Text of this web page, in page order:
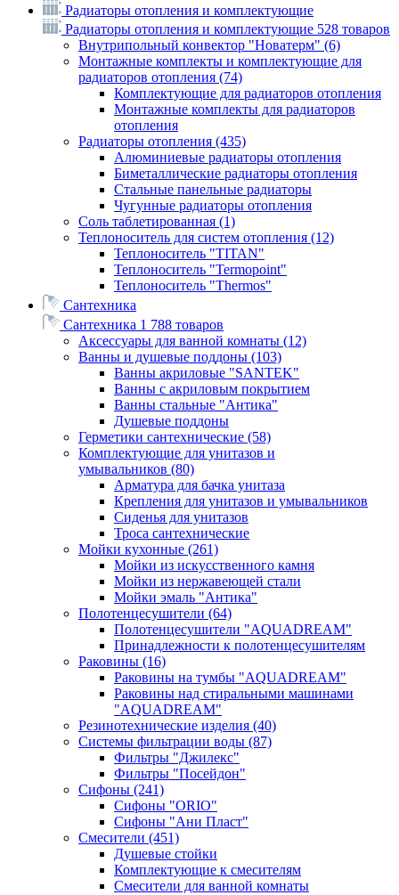
Радиаторы отопления и комплектующие
Радиаторы отопления и комплектующие 528 товаров
Внутрипольный конвектор "Новатерм" (6)
Монтажные комплекты и комплектующие для
радиаторов отопления (74)
Комплектующие для радиаторов отопления
Монтажные комплекты для радиаторов
отопления
Радиаторы отопления (435)
Алюминиевые радиаторы отопления
Биметаллические радиаторы отопления
Стальные панельные радиаторы
Чугунные радиаторы отопления
Соль таблетированная (1)
Теплоноситель для систем отопления (12)
Теплоноситель "TITAN"
Теплоноситель "Termopoint"
Теплоноситель "Thermos"
Сантехника
Сантехника 1 788 товаров
Аксессуары для ванной комнаты (12)
Ванны и душевые поддоны (103)
Ванны акриловые "SANTEK"
Ванны с акриловым покрытием
Ванны стальные "Антика"
Душевые поддоны
Герметики сантехнические (58)
Комплектующие для унитазов и
умывальников (80)
Арматура для бачка унитаза
Крепления для унитазов и умывальников
Сиденья для унитазов
Троса сантехнические
Мойки кухонные (261)
Мойки из искусственного камня
Мойки из нержавеющей стали
Мойки эмаль "Антика"
Полотенцесушители (64)
Полотенцесушители "AQUADREAM"
Принадлежности к полотенцесушителям
Раковины (16)
Раковины на тумбы "AQUADREAM"
Раковины над стиральными машинами
"AQUADREAM"
Резинотехнические изделия (40)
Системы фильтрации воды (87)
Фильтры "Джилекс"
Фильтры "Посейдон"
Сифоны (241)
Сифоны "ORIO"
Сифоны "Ани Пласт"
Смесители (451)
Душевые стойки
Комплектующие к смесителям
Смесители для ванной комнаты